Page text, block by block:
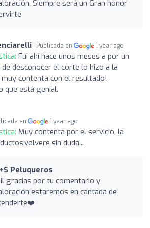
Siempre será un Gran honor
Publicada en 1 year ago
Fui ahí hace unos meses a por un
desconocer el corte lo hizo a la
muy contenta con el resultado!
que está genial.
en 1 year ago
Muy contenta por el servicio, la
sin duda...
Peluqueros
gracias por tu comentario y
estaremos en cantada de